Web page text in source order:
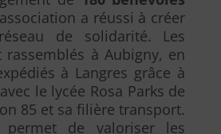
a réussi à créer
de solidarité. Les
à Aubigny, en
à Langres grâce à
le lycée Rosa Parks de
85 et sa filière transport.
permet de valoriser les